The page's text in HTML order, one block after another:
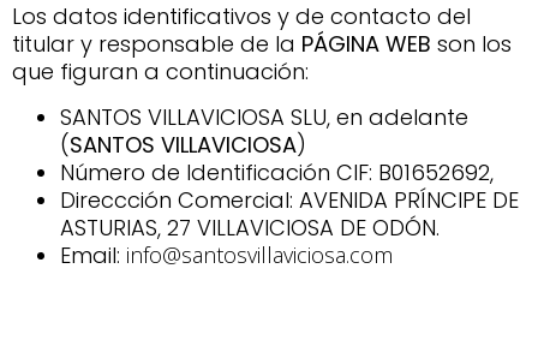
Los datos identificativos y de contacto del
titular y responsable de la PÁGINA WEB son los
que figuran a continuación:
SANTOS VILLAVICIOSA SLU, en adelante
(SANTOS VILLAVICIOSA)
Número de Identificación CIF: B01652692,
Direccción Comercial: AVENIDA PRÍNCIPE DE
ASTURIAS, 27 VILLAVICIOSA DE ODÓN.
Email: info@santosvillaviciosa.com